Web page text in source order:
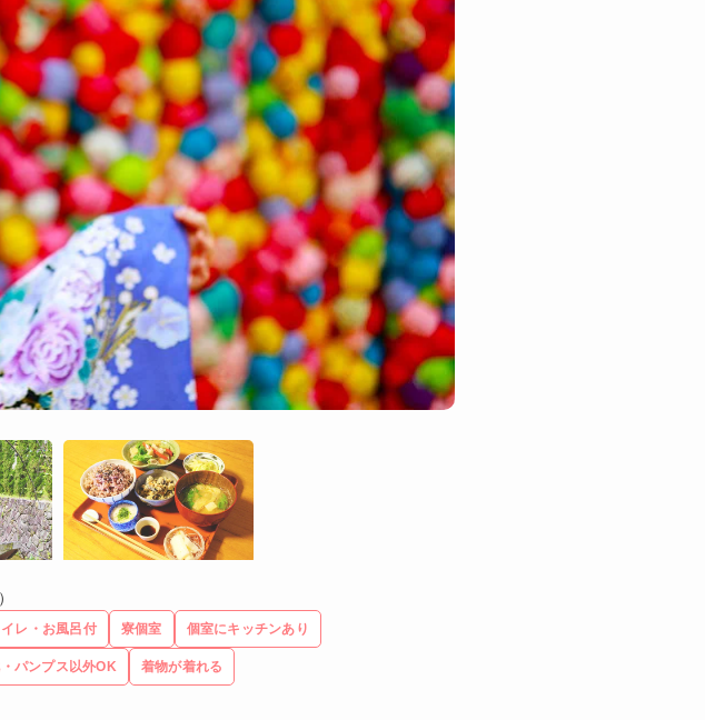
レ・お風呂付 寮個室 個室にキッチンあり
パンプス以外OK 着物が着れる